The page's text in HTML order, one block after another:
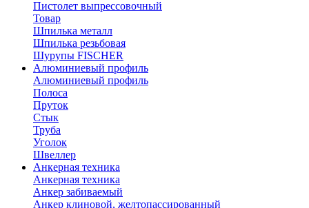
Пистолет выпрессовочный
Товар
Шпилька металл
Шпилька резьбовая
Шурупы FISCHER
Алюминиевый профиль
Алюминиевый профиль
Полоса
Пруток
Стык
Труба
Уголок
Швеллер
Анкерная техника
Анкерная техника
Анкер забиваемый
Анкер клиновой, желтопассированный